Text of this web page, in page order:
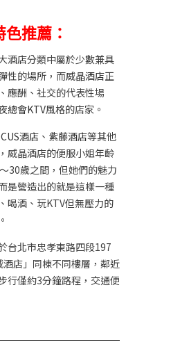
推薦：
酒店分類中屬於少數兼具
性的場所，而威晶酒店正
應酬、社交的代表性場
總會KTV風格的店家。
酒店 、 紫藤酒店等其他
威晶酒店的便服小姐年齡
30歲之間，但她們的魅力
是營造出的就是這樣一種
喝酒、玩KTV但無壓力的
台北市忠孝東路四段197
店」同棟不同樓層，鄰近
行僅約3分鐘路程，交通便